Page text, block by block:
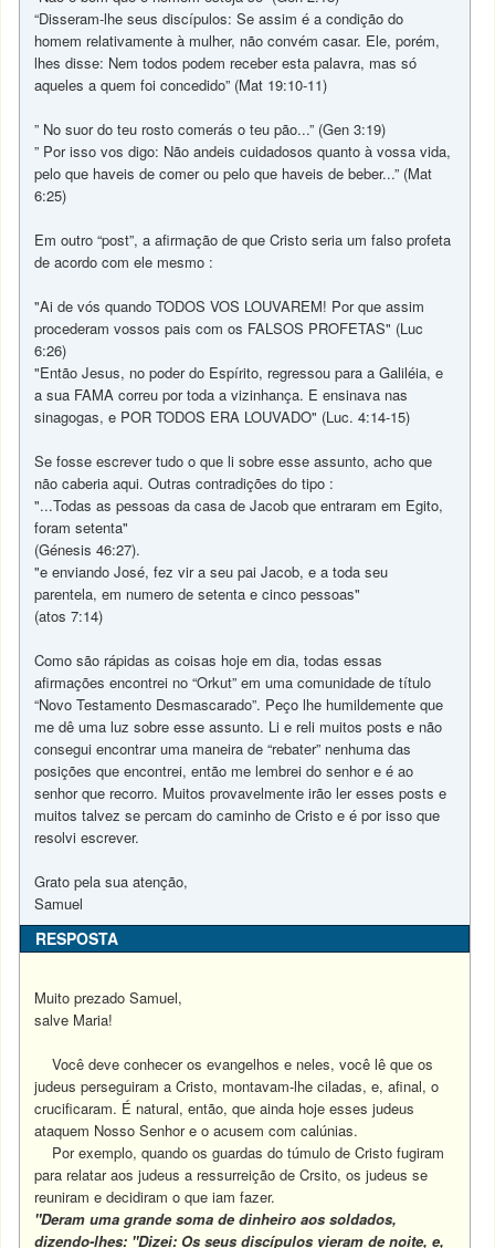
“Disseram-lhe seus discípulos: Se assim é a condição do
homem relativamente à mulher, não convém casar. Ele, porém,
lhes disse: Nem todos podem receber esta palavra, mas só
aqueles a quem foi concedido” (Mat 19:10-11)
” No suor do teu rosto comerás o teu pão...” (Gen 3:19)
” Por isso vos digo: Não andeis cuidadosos quanto à vossa vida,
pelo que haveis de comer ou pelo que haveis de beber...” (Mat
6:25)
Em outro “post”, a afirmação de que Cristo seria um falso profeta
de acordo com ele mesmo :
"Ai de vós quando TODOS VOS LOUVAREM! Por que assim
procederam vossos pais com os FALSOS PROFETAS" (Luc
6:26)
"Então Jesus, no poder do Espírito, regressou para a Galiléia, e
a sua FAMA correu por toda a vizinhança. E ensinava nas
sinagogas, e POR TODOS ERA LOUVADO" (Luc. 4:14-15)
Se fosse escrever tudo o que li sobre esse assunto, acho que
não caberia aqui. Outras contradições do tipo :
"...Todas as pessoas da casa de Jacob que entraram em Egito,
foram setenta"
(Génesis 46:27).
"e enviando José, fez vir a seu pai Jacob, e a toda seu
parentela, em numero de setenta e cinco pessoas"
(atos 7:14)
Como são rápidas as coisas hoje em dia, todas essas
afirmações encontrei no “Orkut” em uma comunidade de título
“Novo Testamento Desmascarado”. Peço lhe humildemente que
me dê uma luz sobre esse assunto. Li e reli muitos posts e não
consegui encontrar uma maneira de “rebater” nenhuma das
posições que encontrei, então me lembrei do senhor e é ao
senhor que recorro. Muitos provavelmente irão ler esses posts e
muitos talvez se percam do caminho de Cristo e é por isso que
resolvi escrever.
Grato pela sua atenção,
Samuel
RESPOSTA
Muito prezado Samuel,
salve Maria!
Você deve conhecer os evangelhos e neles, você lê que os
judeus perseguiram a Cristo, montavam-lhe ciladas, e, afinal, o
crucificaram. É natural, então, que ainda hoje esses judeus
ataquem Nosso Senhor e o acusem com calúnias.
Por exemplo, quando os guardas do túmulo de Cristo fugiram
para relatar aos judeus a ressurreição de Crsito, os judeus se
reuniram e decidiram o que iam fazer.
"Deram uma grande soma de dinheiro aos soldados,
dizendo-lhes: "Dizei: Os seus discípulos vieram de noite, e,